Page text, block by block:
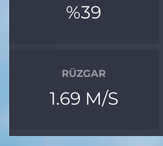
%39
RÜZGAR
1.69 M/S